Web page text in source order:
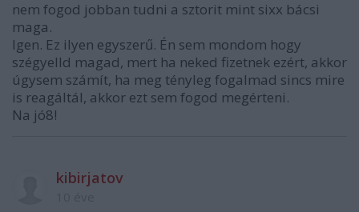
nem fogod jobban tudni a sztorit mint sixx bácsi
maga.
Igen. Ez ilyen egyszerű. Én sem mondom hogy
szégyelld magad, mert ha neked fizetnek ezért, akkor
úgysem számít, ha meg tényleg fogalmad sincs mire
is reagáltál, akkor ezt sem fogod megérteni.
Na jó8!
kibirjatov